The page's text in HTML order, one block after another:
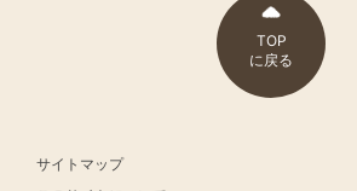
TOP
に戻る
サイトマップ